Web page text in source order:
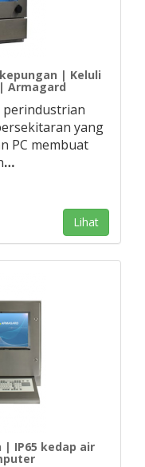
| Keluli
Armagard
perindustrian
yang
PC membuat
…
Lihat
| IP65 kedap air